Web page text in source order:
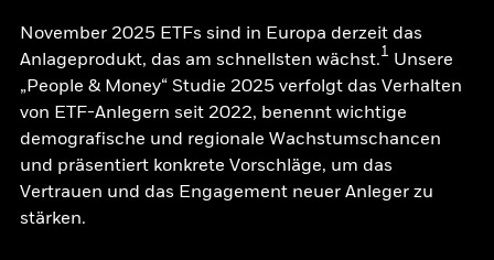
November 2025 ETFs sind in Europa derzeit das
Anlageprodukt, das am schnellsten wächst.1 Unsere
„People & Money“ Studie 2025 verfolgt das Verhalten
von ETF-Anlegern seit 2022, benennt wichtige
demografische und regionale Wachstumschancen
und präsentiert konkrete Vorschläge, um das
Vertrauen und das Engagement neuer Anleger zu
stärken.